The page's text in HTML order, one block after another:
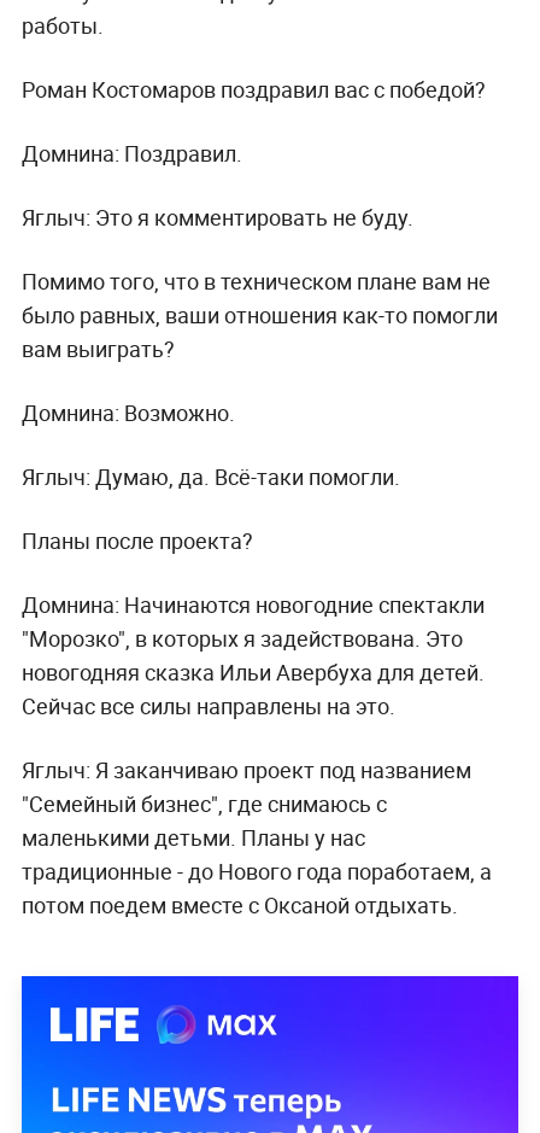
работы.
Роман Костомаров поздравил вас с победой?
Домнина: Поздравил.
Яглыч: Это я комментировать не буду.
Помимо того, что в техническом плане вам не
было равных, ваши отношения как-то помогли
вам выиграть?
Домнина: Возможно.
Яглыч: Думаю, да. Всё-таки помогли.
Планы после проекта?
Домнина: Начинаются новогодние спектакли
"Морозко", в которых я задействована. Это
новогодняя сказка Ильи Авербуха для детей.
Сейчас все силы направлены на это.
Яглыч: Я заканчиваю проект под названием
"Семейный бизнес", где снимаюсь с
маленькими детьми. Планы у нас
традиционные - до Нового года поработаем, а
потом поедем вместе с Оксаной отдыхать.